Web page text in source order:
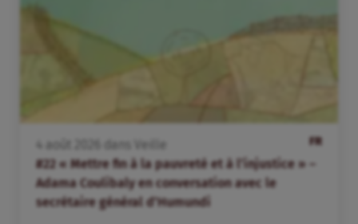
FR
4 août dans
Veille
#22 « Mettre fin à la pauvreté et à l’injustice » –
Adama Coulibaly en conversation avec le
secrétaire général d’Humundi